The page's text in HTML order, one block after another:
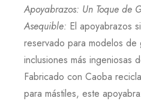
Apoyabrazos: Un Toque de
Asequible: El apoyabrazos
reservado para modelos de
inclusiones más ingeniosas
Fabricado con Caoba
para mástiles, este